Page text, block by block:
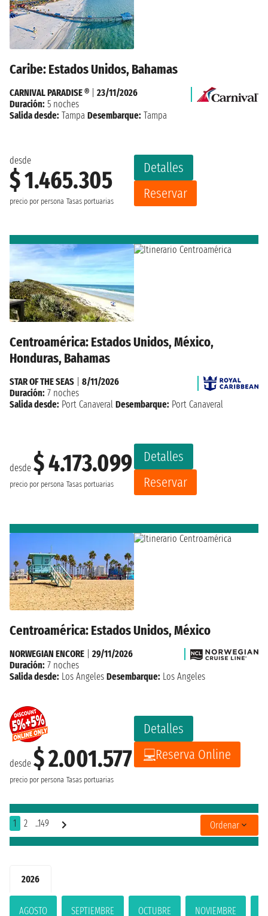
2026
AGOSTO SEPTIEMBRE OCTUBRE NOVIEMBRE
Caribe: Estados Unidos, Bahamas
desde
$ 1.465.305
precio por persona Tasas portuarias
Detalles
Reservar
CARNIVAL PARADISE ®
23/11/2026
Duración: 5 noches
Salida desde: Tampa Desembarque: Tampa
Centroamérica: Estados Unidos, México,
Honduras, Bahamas
desde $ 4.173.099
precio por persona Tasas portuarias
Detalles
Reservar
STAR OF THE SEAS
8/11/2026
Duración: 7 noches
Salida desde: Port Canaveral Desembarque: Port Canaveral
Centroamérica: Estados Unidos, México
desde $ 2.001.577
precio por persona Tasas portuarias
Detalles
Reserva Online
NORWEGIAN ENCORE
29/11/2026
Duración: 7 noches
Salida desde: Los Angeles Desembarque: Los Angeles
1 2 ..149 Ordenar